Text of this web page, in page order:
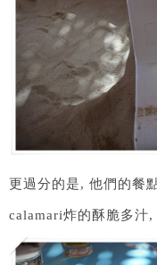
更過分的是, 他們的餐
calamari炸的酥脆多汁